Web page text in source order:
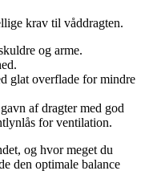
krav til våddragten.
og arme.
glat overflade for mindre
af dragter med god
for ventilation.
og hvor meget du
den optimale balance